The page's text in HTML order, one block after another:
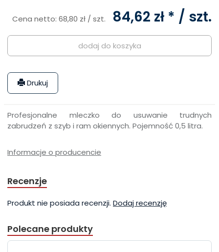
Cena netto: 68,80 zł / szt. 84,62 zł * / szt.
dodaj do koszyka
Drukuj
Profesjonalne mleczko do usuwanie trudnych
zabrudzeń z szyb i ram okiennych. Pojemność 0,5 litra.
Informacje o producencie
Recenzje
Produkt nie posiada recenzji. Dodaj recenzję
Polecane produkty